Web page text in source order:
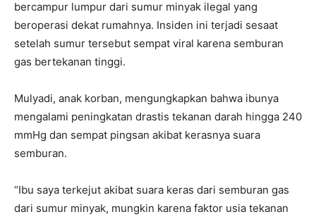
bercampur lumpur dari sumur minyak ilegal yang
beroperasi dekat rumahnya. Insiden ini terjadi sesaat
setelah sumur tersebut sempat viral karena semburan
gas bertekanan tinggi.
Mulyadi, anak korban, mengungkapkan bahwa ibunya
mengalami peningkatan drastis tekanan darah hingga 240
mmHg dan sempat pingsan akibat kerasnya suara
semburan.
“Ibu saya terkejut akibat suara keras dari semburan gas
dari sumur minyak, mungkin karena faktor usia tekanan